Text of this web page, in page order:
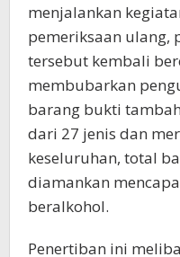
menjalankan
pemeriksaan ulang,
tersebut kembali
membubarkan
barang bukti
dari 27 jenis dan
keseluruhan, total
diamankan
beralkohol.
Penertiban ini